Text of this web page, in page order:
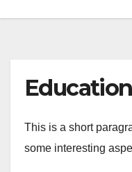
This is a short
some interesting